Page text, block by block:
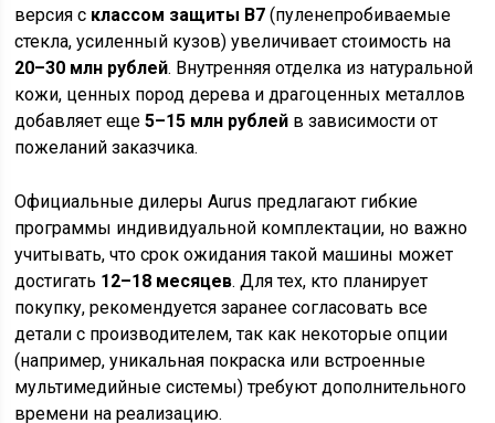
версия с классом защиты B7 (пуленепробиваемые
стекла, усиленный кузов) увеличивает стоимость на
20–30 млн рублей. Внутренняя отделка из натуральной
кожи, ценных пород дерева и драгоценных металлов
добавляет еще5–15 млн рублей в зависимости от
пожеланий заказчика.
Официальные дилеры Aurus предлагают гибкие
программы индивидуальной комплектации, но важно
учитывать, что срок ожидания такой машины может
достигать 12–18 месяцев. Для тех, кто планирует
покупку, рекомендуется заранее согласовать все
детали с производителем, так как некоторые опции
(например, уникальная покраска или встроенные
мультимедийные системы) требуют дополнительного
времени на реализацию.